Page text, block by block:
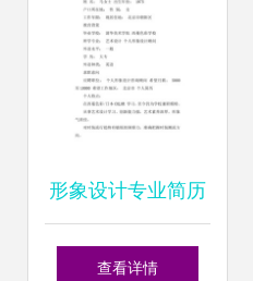
形象设计专业简历
展现个人风格的视
查看详情